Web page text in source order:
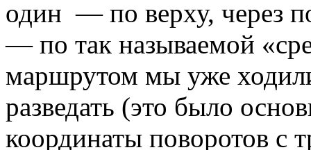
один — по верху, через
— по так называемой
маршрутом мы уже
разведать (это было
координаты поворотов с